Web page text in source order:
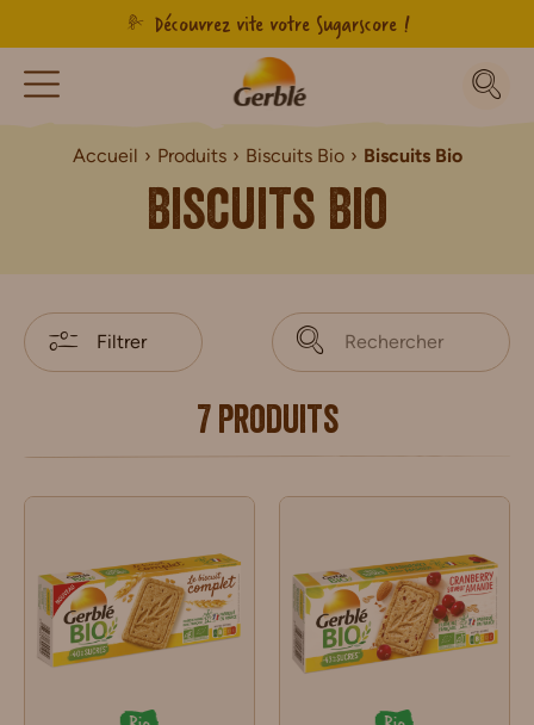
Découvrez vite votre Sugarscore !
Accueil Produits Biscuits Bio Biscuits Bio
Biscuits Bio
7 produits
Filtrer